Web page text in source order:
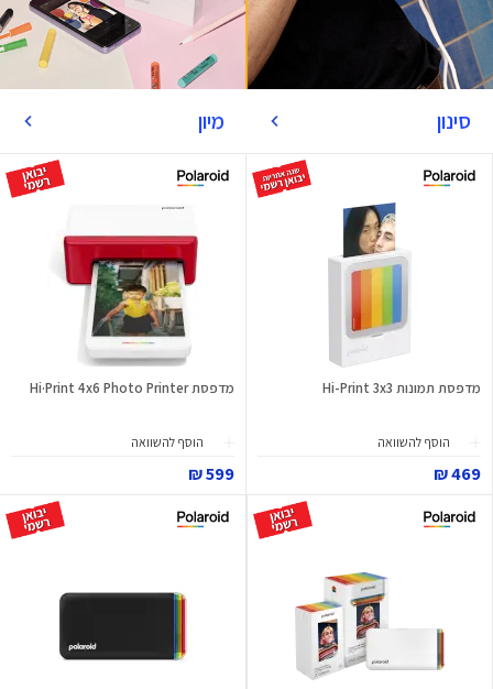
סינון מיון
מדפסת תמונות Hi-Print 3x3
הוסף להשוואה
469 ₪
מדפסת Hi·Print 4x6 Photo Printer
הוסף להשוואה
599 ₪